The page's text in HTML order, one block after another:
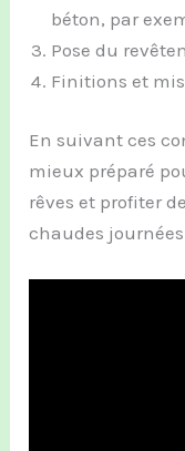
béton, par
Pose du
Finitions et
En suivant ces
mieux préparé
rêves et profiter
chaudes journées